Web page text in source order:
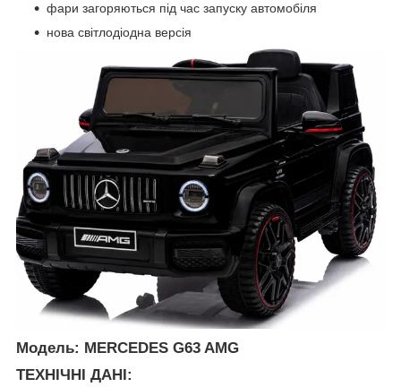
фари загоряються під час запуску автомобіля
нова світлодіодна версія
Модель: MERCEDES G63 AMG
ТЕХНІЧНІ ДАНІ: